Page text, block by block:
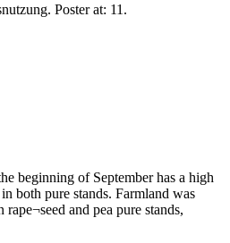
Poster at: 11.
beginning of September has a high
both pure stands. Farmland was
and pea pure stands,